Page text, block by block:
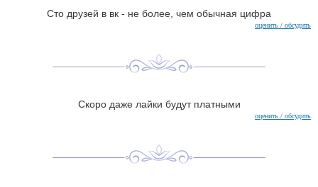
Сто друзей в вк - не более, чем обычная цифра
оценить / обсудить
Скоро даже лайки будут платными
оценить / обсудить